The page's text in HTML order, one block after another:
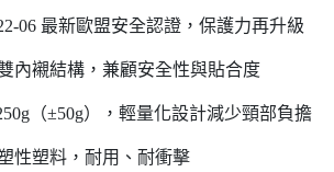
06 最新歐盟安全認證，保護力再升級
內襯結構，兼顧安全性與貼合度
（±50g），輕量化設計減少頸部負擔
性塑料，耐用、耐衝擊